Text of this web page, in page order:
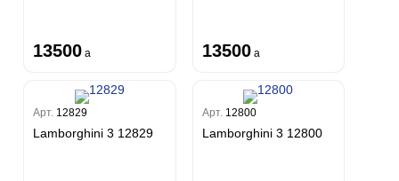
13500 a 13500 a
Арт. 12829
Lamborghini 3 12829
Арт. 12800
Lamborghini 3 12800